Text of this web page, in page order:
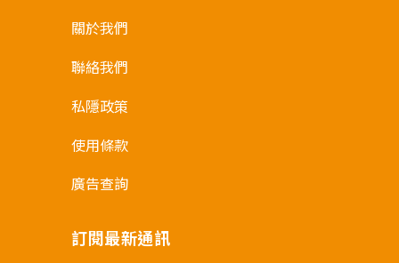
關於我們
聯絡我們
私隱政策
使用條款
廣告查詢
訂閱最新通訊